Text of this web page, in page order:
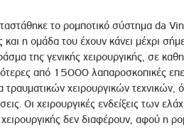
το ρομποτικό σύστημα da
και η ομάδα του έχουν κάνει μέχρι
της γενικής χειρουργικής, σε
από 15000 λαπαροσκοπικές
χειρουργικών τεχνικών,
Οι χειρουργικές ενδείξεις των
δεν διαφέρουν, αφού η